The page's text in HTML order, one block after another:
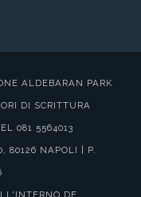
ALDEBARAN PARK
DI SCRITTURA
081 5564013
80126 NAPOLI | P.
DE